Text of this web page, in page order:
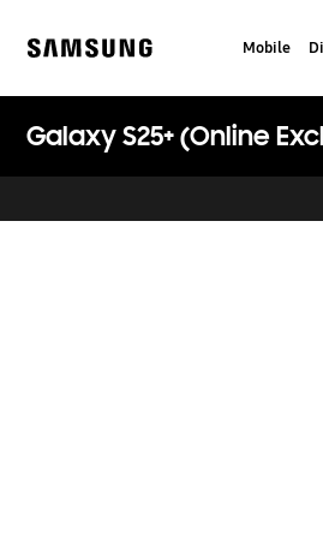
content
Mobile
Galaxy S25+ (Online